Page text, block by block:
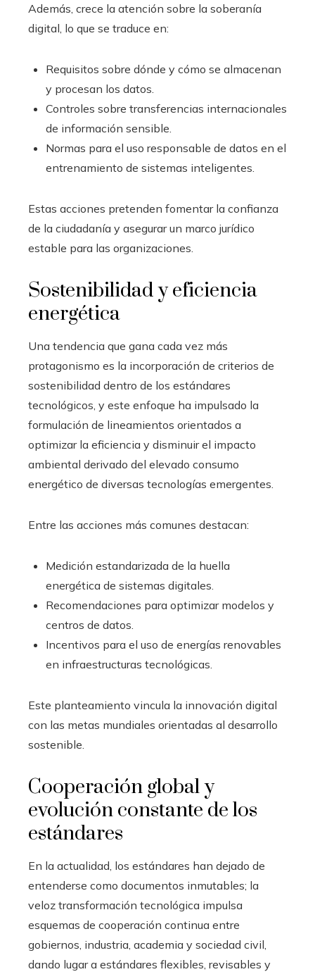
Además, crece la atención sobre la soberanía
digital, lo que se traduce en:
Requisitos sobre dónde y cómo se almacenan
y procesan los datos.
Controles sobre transferencias internacionales
de información sensible.
Normas para el uso responsable de datos en el
entrenamiento de sistemas inteligentes.
Estas acciones pretenden fomentar la confianza
de la ciudadanía y asegurar un marco jurídico
estable para las organizaciones.
Sostenibilidad y eficiencia
energética
Una tendencia que gana cada vez más
protagonismo es la incorporación de criterios de
sostenibilidad dentro de los estándares
tecnológicos, y este enfoque ha impulsado la
formulación de lineamientos orientados a
optimizar la eficiencia y disminuir el impacto
ambiental derivado del elevado consumo
energético de diversas tecnologías emergentes.
Entre las acciones más comunes destacan:
Medición estandarizada de la huella
energética de sistemas digitales.
Recomendaciones para optimizar modelos y
centros de datos.
Incentivos para el uso de energías renovables
en infraestructuras tecnológicas.
Este planteamiento vincula la innovación digital
con las metas mundiales orientadas al desarrollo
sostenible.
Cooperación global y
evolución constante de los
estándares
En la actualidad, los estándares han dejado de
entenderse como documentos inmutables; la
veloz transformación tecnológica impulsa
esquemas de cooperación continua entre
gobiernos, industria, academia y sociedad civil,
dando lugar a estándares flexibles, revisables y